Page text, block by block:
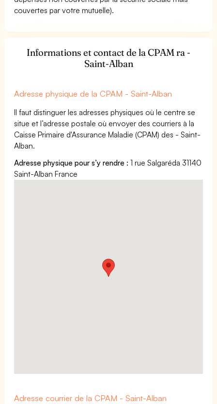
couvertes par votre mutuelle).
Informations et contact de la CPAM ra -
Saint-Alban
Adresse physique de la CPAM - Saint-Alban
Il faut distinguer les adresses physiques où le centre se
situe et l’adresse postale où envoyer des courriers à la
Caisse Primaire d'Assurance Maladie (CPAM) des - Saint-
Alban.
Adresse physique pour s’y rendre :1 rue Salgaréda 31140
Saint-Alban France
Adresse courrier de la CPAM - Saint-Alban